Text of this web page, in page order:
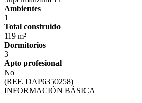
Ambientes
1
Total construido
119 m²
Dormitorios
3
Apto profesional
No
(REF. DAP6350258)
INFORMACIÓN BÁSICA